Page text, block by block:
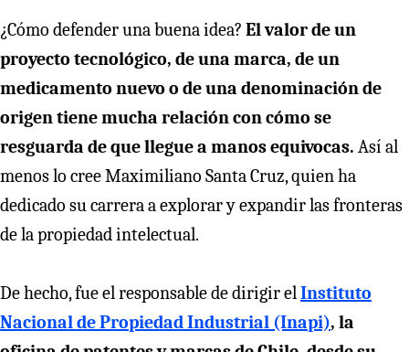
¿Cómo defender una buena idea? El valor de un
proyecto tecnológico, de una marca, de un
medicamento nuevo o de una denominación de
origen tiene mucha relación con cómo se
resguarda de que llegue a manos equivocas. Así al
menos lo cree Maximiliano Santa Cruz, quien ha
dedicado su carrera a explorar y expandir las fronteras
de la propiedad intelectual.
De hecho, fue el responsable de dirigir elInstituto
Nacional de Propiedad Industrial (Inapi), la